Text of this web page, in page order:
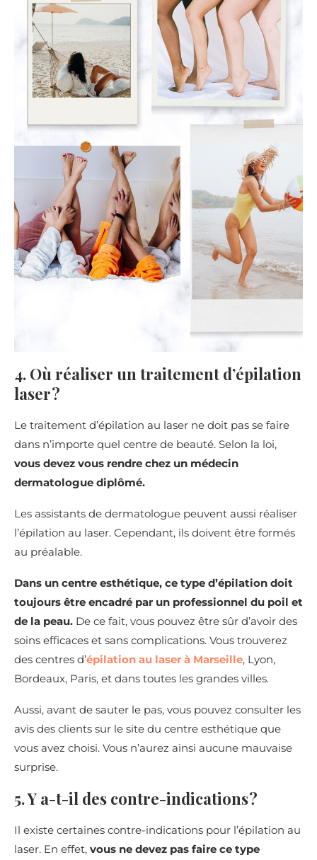
4. Où réaliser un traitement d’épilation
laser ?
Le traitement d’épilation au laser ne doit pas se faire
dans n’importe quel centre de beauté. Selon la loi,
vous devez vous rendre chez un médecin
dermatologue diplômé.
Les assistants de dermatologue peuvent aussi réaliser
l’épilation au laser. Cependant, ils doivent être formés
au préalable.
Dans un centre esthétique, ce type d’épilation doit
toujours être encadré par un professionnel du poil et
de la peau. De ce fait, vous pouvez être sûr d’avoir des
soins efficaces et sans complications. Vous trouverez
des centres d’épilation au laser à Marseille, Lyon,
Bordeaux, Paris, et dans toutes les grandes villes.
Aussi, avant de sauter le pas, vous pouvez consulter les
avis des clients sur le site du centre esthétique que
vous avez choisi. Vous n’aurez ainsi aucune mauvaise
surprise.
5. Y a-t-il des contre-indications ?
Il existe certaines contre-indications pour l’épilation au
laser. En effet, vous ne devez pas faire ce type